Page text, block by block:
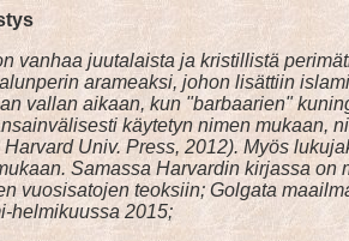
vanhaa juutalaista ja kristillistä
arameaksi, johon lisättiin
vallan aikaan, kun "barbaarien"
käytetyn nimen mukaan,
Univ. Press, 2012). Myös
Samassa Harvardin kirjassa
vuosisatojen teoksiin; Golgata
helmikuussa 2015;